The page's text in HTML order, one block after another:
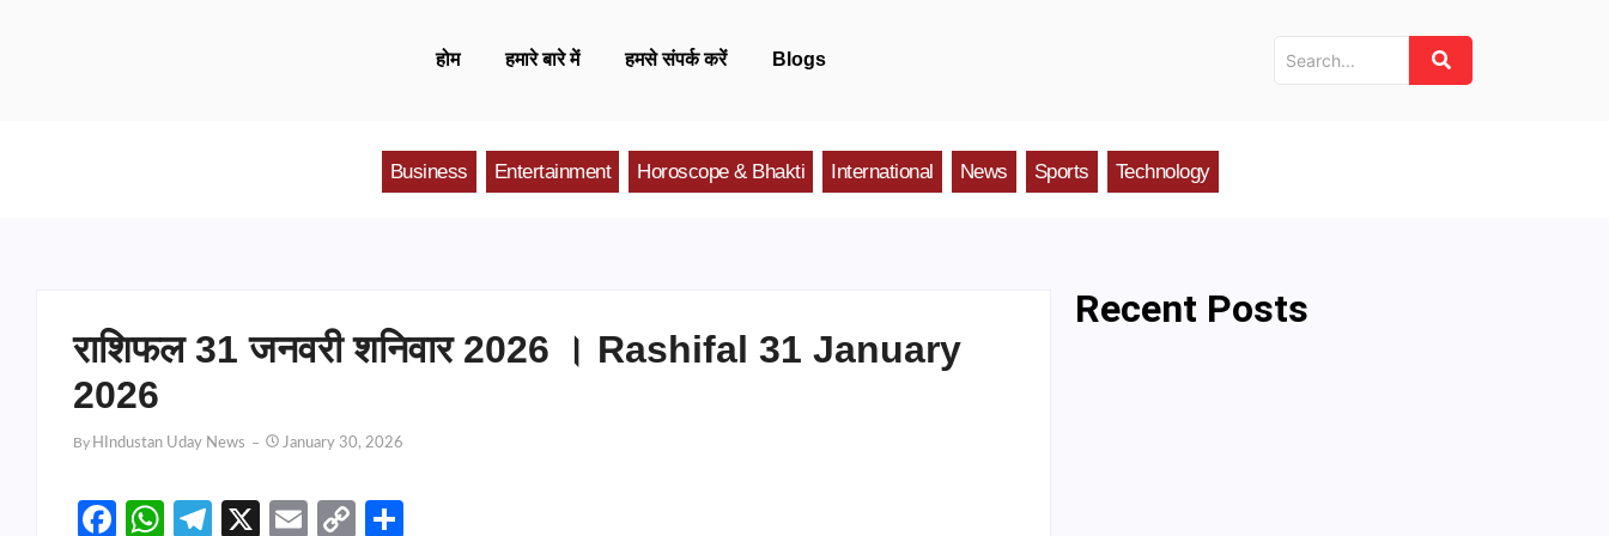
होम हमारे बारे में हमसे संपर्क करें Blogs
Business Entertainment Horoscope & Bhakti International News Sports Technology
राशिफल 31 जनवरी शनिवार 2026 । Rashifal 31 January
2026
By HIndustan Uday News January 30, 2026
Facebook
WhatsApp
Telegram
X Email
Copy
Recent Posts